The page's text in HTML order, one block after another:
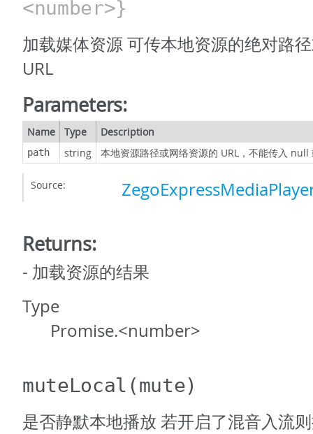
<number>}
加载媒体资源 可传本地资源的绝对路
URL
Parameters:
Name Type Description
path string 本地资源路径或网络资源的 URL，不能传入 null
Source:
Returns:
- 加载资源的结果
Type
Promise.<number>
muteLocal (mute)
是否静默本地播放 若开启了混音入流